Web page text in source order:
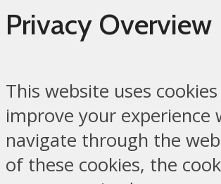
Privacy Overview
This website uses
improve your experience
navigate through the
of these cookies, the